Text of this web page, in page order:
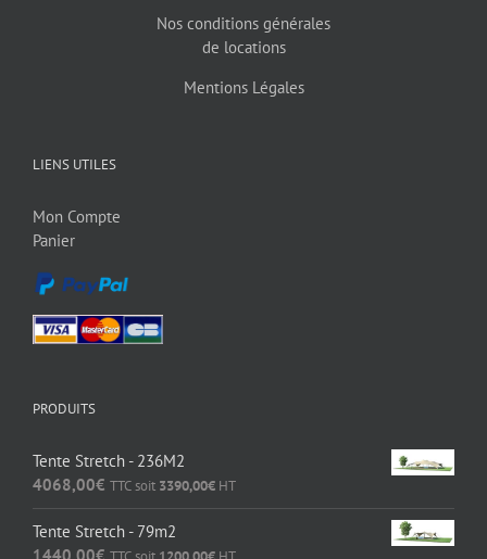
Nos conditions générales
de locations
Mentions Légales
LIENS UTILES
Mon Compte
Panier
PRODUITS
Tente Stretch - 236M2
4068,00€ TTC soit 3390,00€ HT
Tente Stretch - 79m2
1440,00€ TTC soit 1200,00€ HT